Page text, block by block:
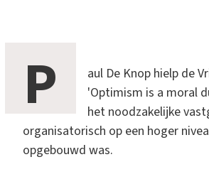
P
aul De Knop hielp de
'Optimism is a moral
het noodzakelijke
organisatorisch op een hoger
opgebouwd was.